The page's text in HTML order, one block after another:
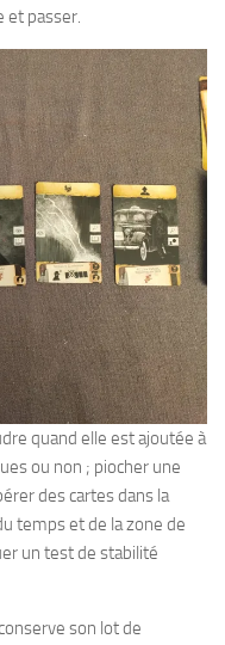
et passer.
quand elle est ajoutée à
ou non ; piocher une
des cartes dans la
temps et de la zone de
un test de stabilité
son lot de